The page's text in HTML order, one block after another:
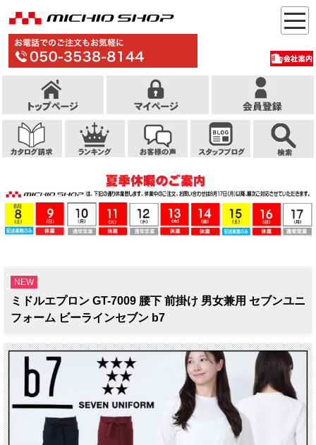
NEW
ミドルエプロン GT-7009 腰下 前掛け 男女兼用 セブンユニ
フォーム ビーラインセブン b7